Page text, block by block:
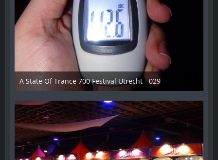
A State Of Trance 700 Festival Utrecht - 029
26. Februar 2015